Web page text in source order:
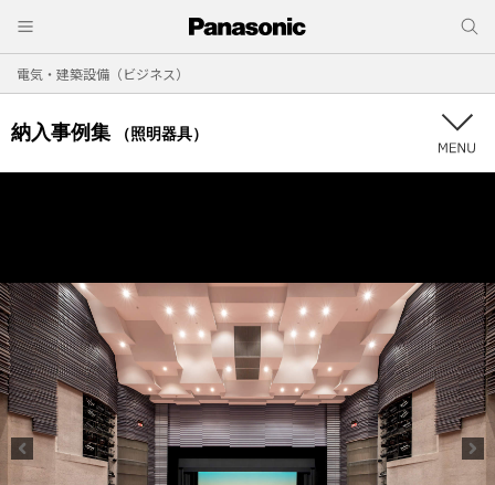
電気・建築設備（ビジネス）
納入事例集 （照明器具）